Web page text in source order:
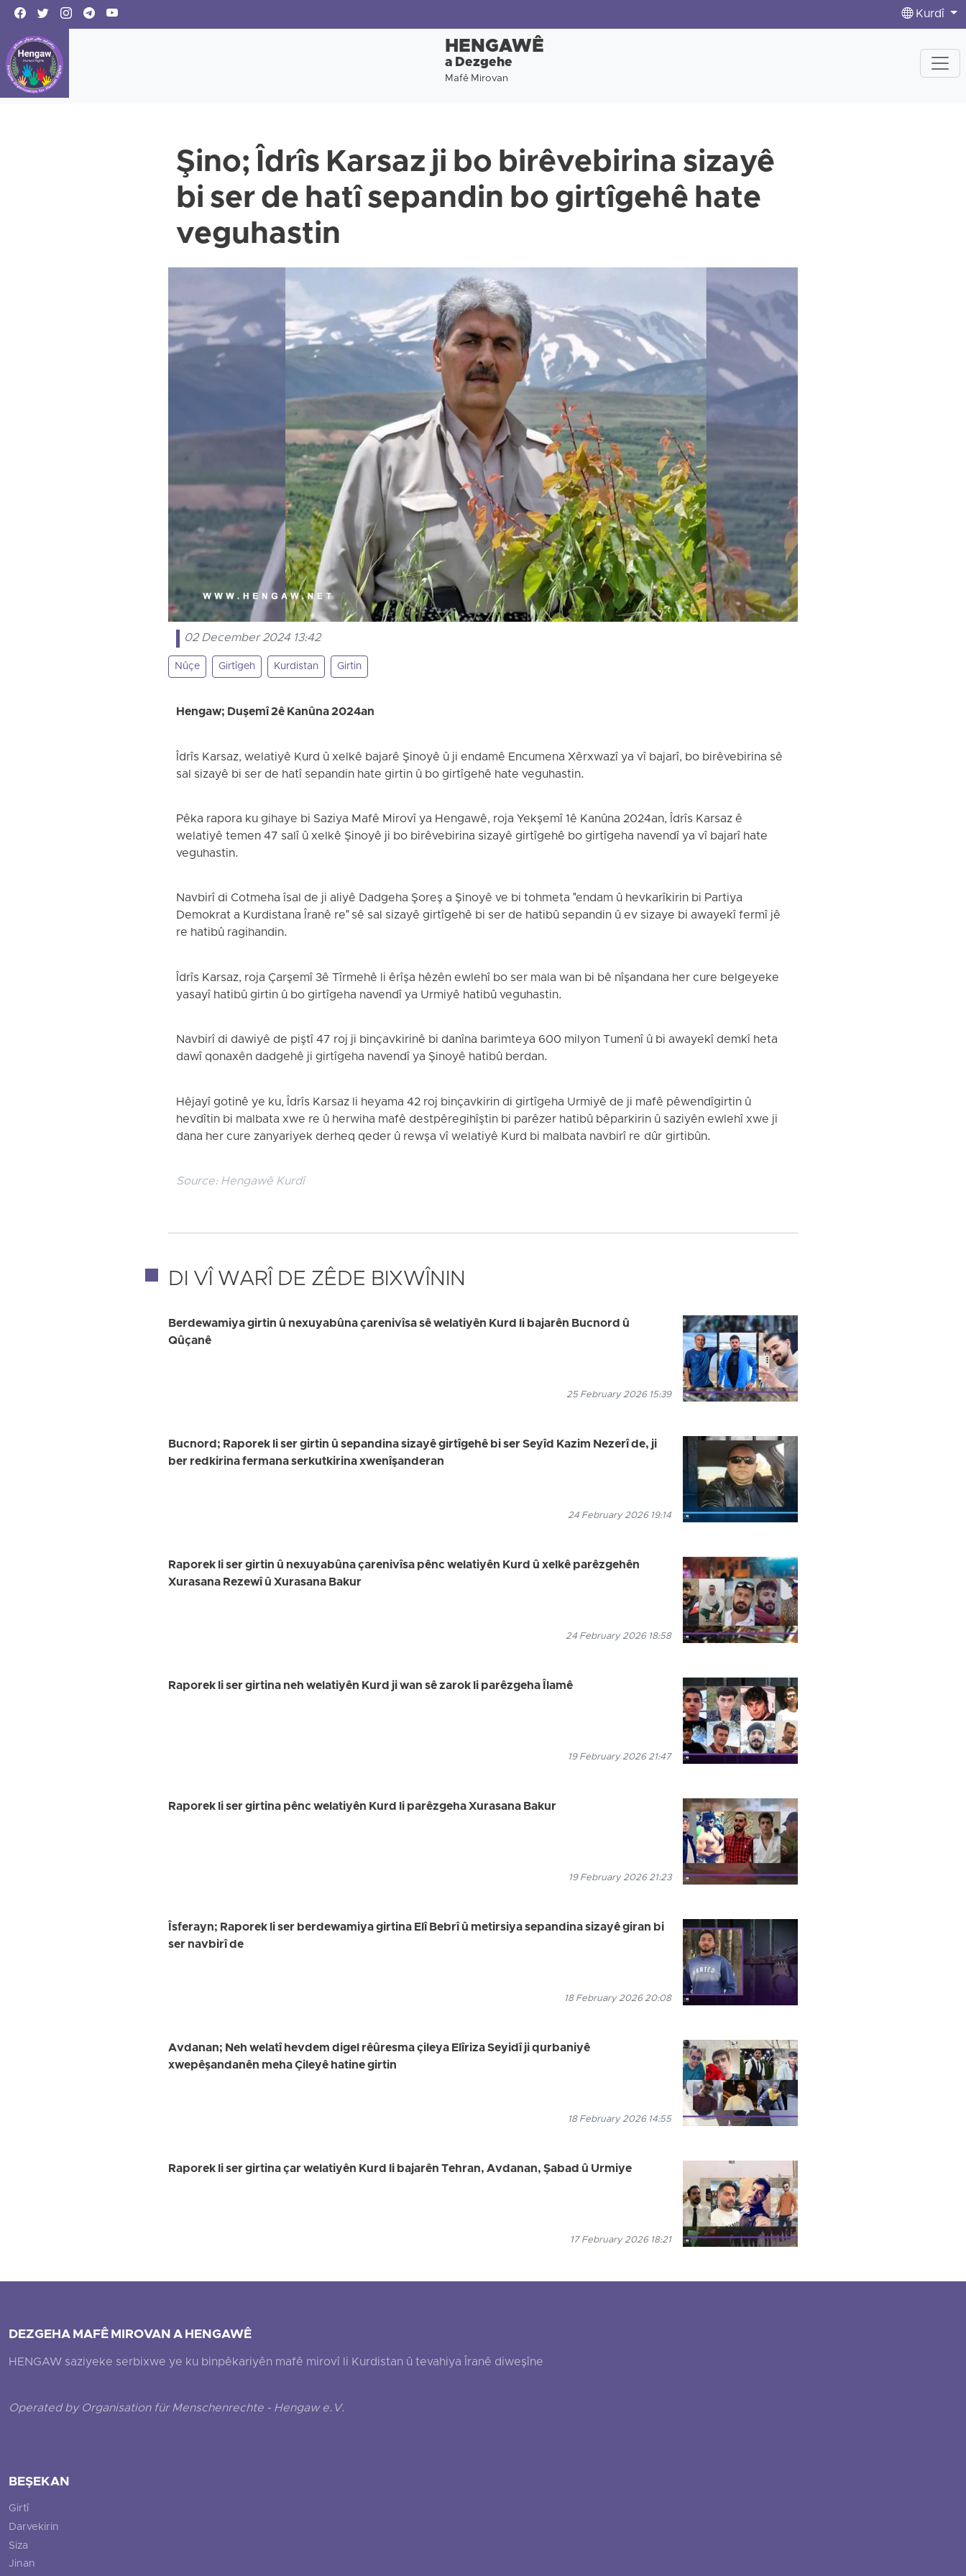
Kurdî
HENGAWÊ
a Dezgehe
Mafê Mirovan
Şino; Îdrîs Karsaz ji bo birêvebirina sizayê
bi ser de hatî sepandin bo girtîgehê hate
veguhastin
02 December 2024 13:42
Nûçe Girtîgeh Kurdistan Girtin
Hengaw; Duşemî 2ê Kanûna 2024an
Îdrîs Karsaz, welatiyê Kurd û xelkê bajarê Şinoyê û ji endamê Encumena Xêrxwazî ya vî bajarî, bo birêvebirina sê
sal sizayê bi ser de hatî sepandin hate girtin û bo girtîgehê hate veguhastin.
Pêka rapora ku gihaye bi Saziya Mafê Mirovî ya Hengawê, roja Yekşemî 1ê Kanûna 2024an, Îdrîs Karsaz ê
welatiyê temen 47 salî û xelkê Şinoyê ji bo birêvebirina sizayê girtîgehê bo girtîgeha navendî ya vî bajarî hate
veguhastin.
Navbirî di Cotmeha îsal de ji aliyê Dadgeha Şoreş a Şinoyê ve bi tohmeta "endam û hevkarîkirin bi Partiya
Demokrat a Kurdistana Îranê re" sê sal sizayê girtîgehê bi ser de hatibû sepandin û ev sizaye bi awayekî fermî jê
re hatibû ragihandin.
Îdrîs Karsaz, roja Çarşemî 3ê Tîrmehê li êrîşa hêzên ewlehî bo ser mala wan bi bê nîşandana her cure belgeyeke
yasayî hatibû girtin û bo girtîgeha navendî ya Urmiyê hatibû veguhastin.
Navbirî di dawiyê de piştî 47 roj ji binçavkirinê bi danîna barimteya 600 milyon Tumenî û bi awayekî demkî heta
dawî qonaxên dadgehê ji girtîgeha navendî ya Şinoyê hatibû berdan.
Hêjayî gotinê ye ku, Îdrîs Karsaz li heyama 42 roj binçavkirin di girtîgeha Urmiyê de ji mafê pêwendîgirtin û
hevdîtin bi malbata xwe re û herwiha mafê destpêregihîştin bi parêzer hatibû bêparkirin û saziyên ewlehî xwe ji
dana her cure zanyariyek derheq qeder û rewşa vî welatiyê Kurd bi malbata navbirî re dûr girtibûn.
Source: Hengawê Kurdî
DI VÎ WARÎ DE ZÊDE BIXWÎNIN
Berdewamiya girtin û nexuyabûna çarenivîsa sê welatiyên Kurd li bajarên Bucnord û
Qûçanê
25 February 2026 15:39
Bucnord; Raporek li ser girtin û sepandina sizayê girtîgehê bi ser Seyîd Kazim Nezerî de, ji
ber redkirina fermana serkutkirina xwenîşanderan
24 February 2026 19:14
Raporek li ser girtin û nexuyabûna çarenivîsa pênc welatiyên Kurd û xelkê parêzgehên
Xurasana Rezewî û Xurasana Bakur
24 February 2026 18:58
Raporek li ser girtina neh welatiyên Kurd ji wan sê zarok li parêzgeha Îlamê
19 February 2026 21:47
Raporek li ser girtina pênc welatiyên Kurd li parêzgeha Xurasana Bakur
19 February 2026 21:23
Îsferayn; Raporek li ser berdewamiya girtina Elî Bebrî û metirsiya sepandina sizayê giran bi
ser navbirî de
18 February 2026 20:08
Avdanan; Neh welatî hevdem digel rêûresma çileya Elîriza Seyidî ji qurbaniyê
xwepêşandanên meha Çileyê hatine girtin
18 February 2026 14:55
Raporek li ser girtina çar welatiyên Kurd li bajarên Tehran, Avdanan, Şabad û Urmiye
17 February 2026 18:21
DEZGEHA MAFÊ MIROVAN A HENGAWÊ
HENGAW saziyeke serbixwe ye ku binpêkariyên mafê mirovî li Kurdistan û tevahiya Îranê diweşîne
Operated by Organisation für Menschenrechte - Hengaw e.V.
BEŞEKAN
Girtî
Darvekirin
Siza
Jinan